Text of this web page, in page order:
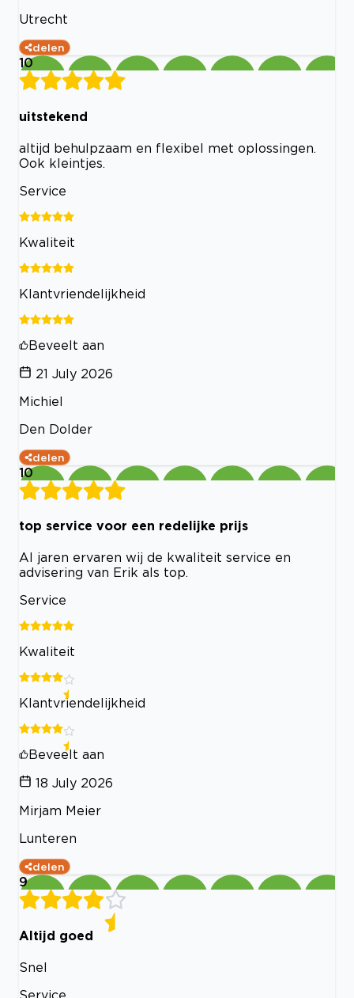
Utrecht
delen
10
uitstekend
altijd behulpzaam en flexibel met oplossingen.
Ook kleintjes.
Service
Kwaliteit
Klantvriendelijkheid
Beveelt aan
21 July 2026
Michiel
Den Dolder
delen
10
top service voor een redelijke prijs
Al jaren ervaren wij de kwaliteit service en
advisering van Erik als top.
Service
Kwaliteit
Klantvriendelijkheid
Beveelt aan
18 July 2026
Mirjam Meier
Lunteren
delen
9
Altijd goed
Snel
Service